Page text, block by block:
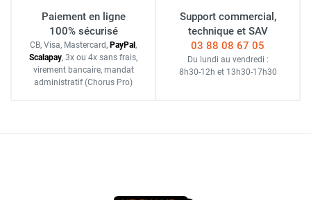
Paiement en ligne
100% sécurisé
CB, Visa, Mastercard, PayPal ,
Scalapay, 3x ou 4x sans frais,
virement bancaire, mandat
administratif (Chorus Pro)
Support commercial,
technique et SAV
03 88 08 67 05
Du lundi au vendredi :
8h30-12h et 13h30-17h30